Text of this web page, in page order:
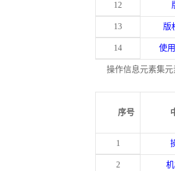
12
13 版
14 使
操作信息元素集
序号
1
2